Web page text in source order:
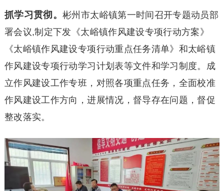
抓学习贯彻。彬州市太峪镇第一时间召开专题动员部
署会议,制定下发《太峪镇作风建设专项行动方案》
《太峪镇作风建设专项行动重点任务清单》和太峪镇
作风建设专项行动学习计划表等文件和学习制度。成
立作风建设工作专班，对照各项重点任务，全面校准
作风建设工作方向，进展情况，督导存在问题，督促
整改落实。